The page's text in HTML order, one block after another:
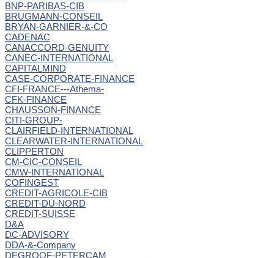
BNP-PARIBAS-CIB
BRUGMANN-CONSEIL
BRYAN-GARNIER-&-CO
CADENAC
CANACCORD-GENUITY
CANEC-INTERNATIONAL
CAPITALMIND
CASE-CORPORATE-FINANCE
CFI-FRANCE---Athema-
CFK-FINANCE
CHAUSSON-FINANCE
CITI-GROUP-
CLAIRFIELD-INTERNATIONAL
CLEARWATER-INTERNATIONAL
CLIPPERTON
CM-CIC-CONSEIL
CMW-INTERNATIONAL
COFINGEST
CREDIT-AGRICOLE-CIB
CREDIT-DU-NORD
CREDIT-SUISSE
D&A
DC-ADVISORY
DDA-&-Company
DEGROOF-PETERCAM